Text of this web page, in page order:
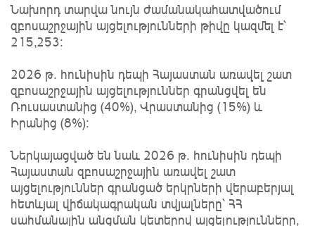
Նախորդ տարվա նույն ժամանակահատվածում
զբոսաշրջային այցելությունների թիվը կազմել է՝
215,253։
2026 թ․ հունիսին դեպի Հայաստան առավել շատ
զբոսաշրջային այցելություններ գրանցվել են
Ռուսաստանից (40%), Վրաստանից (15%) և
Իրանից (8%)։
Ներկայացված են նաև 2026 թ․ հունիսին դեպի
Հայաստան զբոսաշրջային առավել շատ
այցելություններ գրանցած երկրների վերաբերյալ
հետևյալ վիճակագրական տվյալները՝ ՀՀ
սահմանային անցման կետերով այցելությունները,